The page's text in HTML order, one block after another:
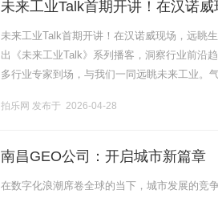
未来工业Talk首期开讲！在汉诺
未来工业Talk首期开讲！在汉诺威现场，远眺
出《未来工业Talk》系列播客，洞察行业前沿
多行业专家到场，与我们一同远眺未来工业。
何.........
拍乐网 发布于 2026-04-28
南昌GEO公司：开启城市新篇章
在数字化浪潮席卷全球的当下，城市发展的竞